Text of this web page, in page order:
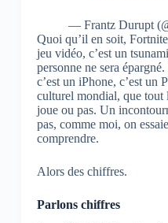
— Frantz Durupt
Quoi qu’il en soit,
jeu vidéo, c’est un
personne ne sera
c’est un iPhone, c’est
culturel mondial, que tout
joue ou pas. Un
pas, comme moi, on
comprendre.
Alors des chiffres.
Parlons chiffres